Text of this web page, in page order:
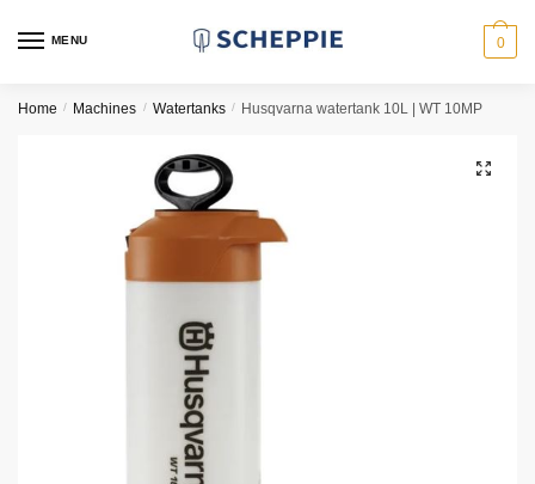
MENU 0
Home / Machines / Watertanks / Husqvarna watertank 10L | WT 10MP
🔍